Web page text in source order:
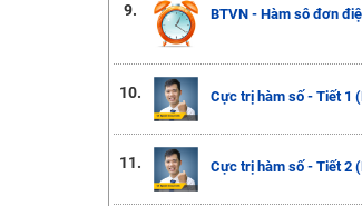
9. BTVN - Hàm sô đơn
10. Cực trị hàm số - Tiết 1
11. Cực trị hàm số - Tiết 2